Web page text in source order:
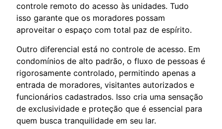
controle remoto do acesso às unidades. Tudo
isso garante que os moradores possam
aproveitar o espaço com total paz de espírito.
Outro diferencial está no controle de acesso. Em
condomínios de alto padrão, o fluxo de pessoas é
rigorosamente controlado, permitindo apenas a
entrada de moradores, visitantes autorizados e
funcionários cadastrados. Isso cria uma sensação
de exclusividade e proteção que é essencial para
quem busca tranquilidade em seu lar.